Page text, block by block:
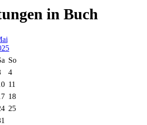
in Buch
So
4
11
18
25